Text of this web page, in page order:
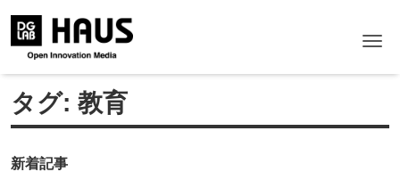
タグ: 教育
新着記事